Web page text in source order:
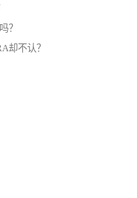
？
却不认？